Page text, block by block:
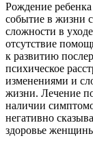
Рождение ребенка
событие в жизни
сложности в
отсутствие
к развитию
психическое
изменениями и
жизни. Лечение
наличии
негативно
здоровье